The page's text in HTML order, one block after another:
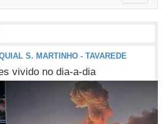
S. MARTINHO - TAVAREDE
vivido no dia-a-dia